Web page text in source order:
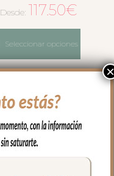
Desde: 117.50€
Seleccionar opciones
×